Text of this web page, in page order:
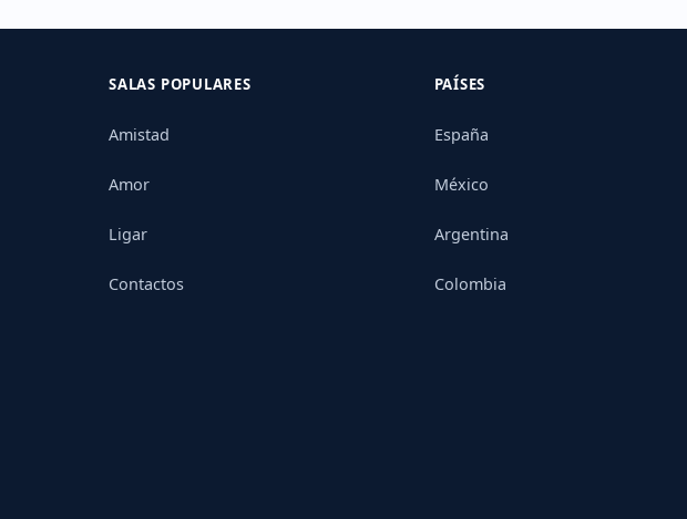
SALAS POPULARES
Amistad
Amor
Ligar
Contactos
PAÍSES
España
México
Argentina
Colombia